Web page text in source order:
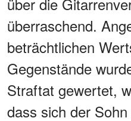
überraschend.
beträchtlichen
Gegenstände
Straftat gewertet,
dass sich der